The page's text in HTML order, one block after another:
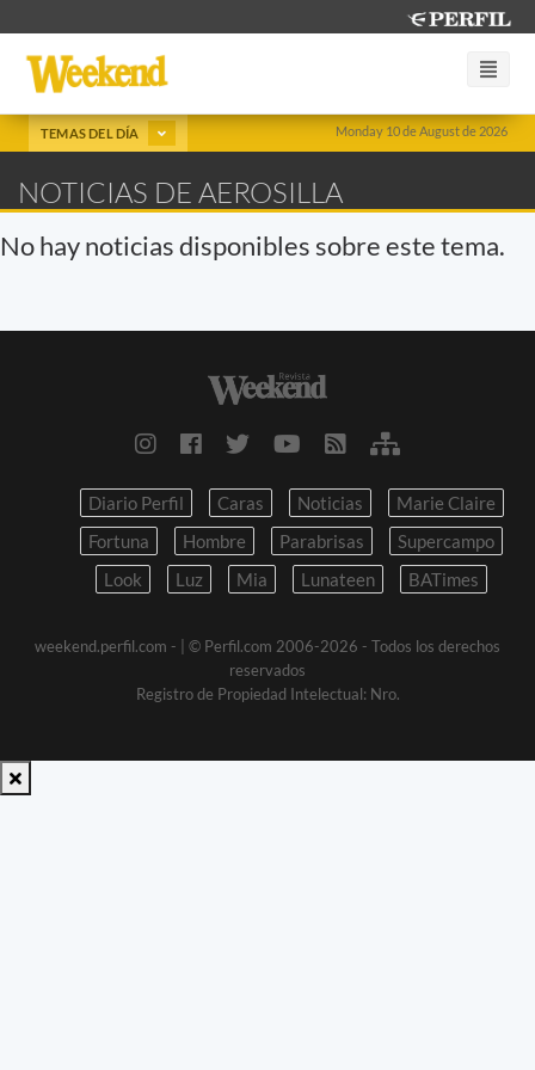
Monday 10 de August de 2026
TEMAS DEL DÍA
NOTICIAS DE AEROSILLA
No hay noticias disponibles sobre este tema.
Diario Perfil Caras Noticias
Marie Claire
Fortuna
Hombre Parabrisas
Supercampo
Look
Luz Mia Lunateen BATimes
weekend.perfil.com -
| © Perfil.com 2006-2026 - Todos los derechos
reservados
Registro de Propiedad Intelectual: Nro.